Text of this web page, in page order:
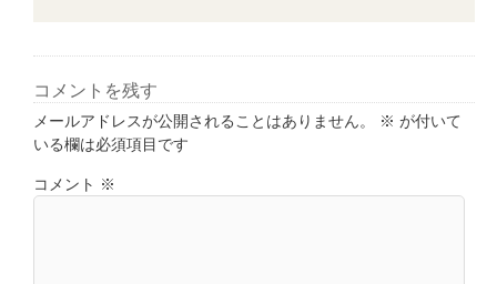
コメントを残す
メールアドレスが公開されることはありません。 ※ が付いて
いる欄は必須項目です
コメント ※